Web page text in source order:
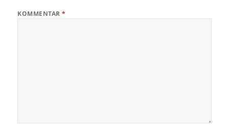
KOMMENTAR*